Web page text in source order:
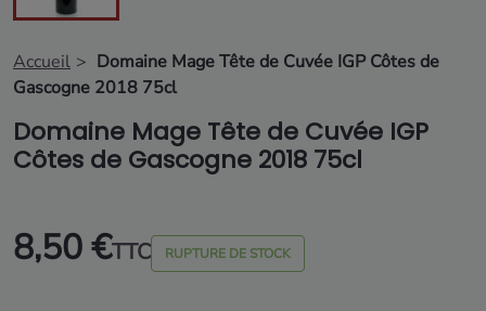
Accueil
Domaine Mage Tête de Cuvée IGP Côtes de
Gascogne 2018 75cl
Domaine Mage Tête de Cuvée IGP
Côtes de Gascogne 2018 75cl
8,50 €TTC RUPTURE DE STOCK